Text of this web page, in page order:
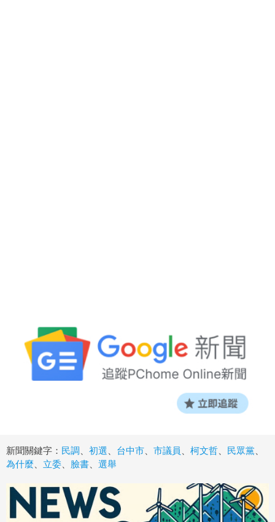
新聞關鍵字： 民調、 初選、 台中市、 市議員 、 柯文哲、 民眾黨、
為什麼、 立委、 臉書、 選舉